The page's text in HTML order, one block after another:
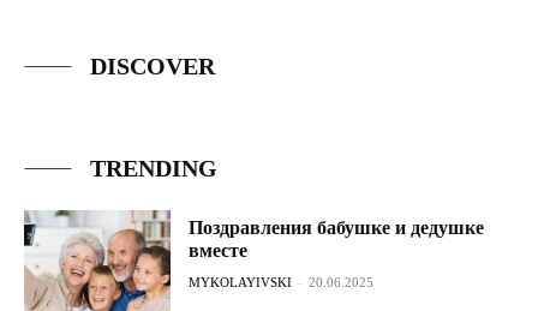
DISCOVER
TRENDING
Поздравления бабушке и дедушке
вместе
MYKOLAYIVSKI - 20.06.2025